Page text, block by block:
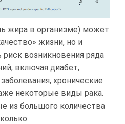
жира в организме) может
жизни, но и
риск возникновения ряда
включая диабет,
хронические
некоторые виды рака.
из большого количества